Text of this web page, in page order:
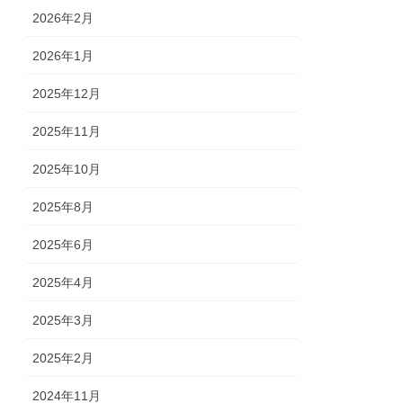
2026年2月
2026年1月
2025年12月
2025年11月
2025年10月
2025年8月
2025年6月
2025年4月
2025年3月
2025年2月
2024年11月